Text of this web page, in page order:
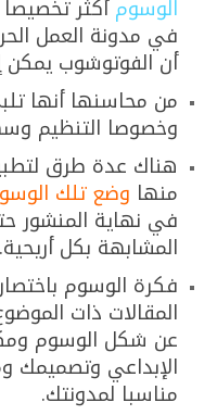
الوسومأكثر
في مدونة العمل
أن الفوتوشوب
من محاسنها أنها
وخصوصا التنظيم
هناك عدة طرق
منها وضع تلك
في نهاية المنشور
المشابهة بكل أريحية.
فكرة الوسوم
المقالات ذات
عن شكل الوسوم
الإبداعي وتصميمك
مناسبا لمدونتك.